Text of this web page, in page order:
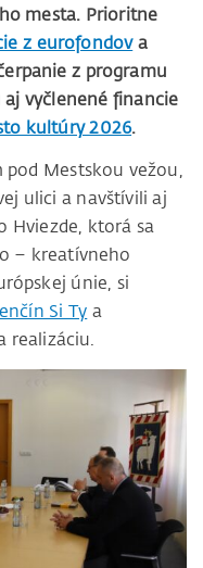
mesta. Prioritne
z eurofondova
z programu
aj vyčlenené financie
kultúry 2026.
Mestskou vežou,
ulici a navštívili aj
Hviezde, ktorá sa
– kreatívneho
únie, si
Si Ty a
realizáciu.